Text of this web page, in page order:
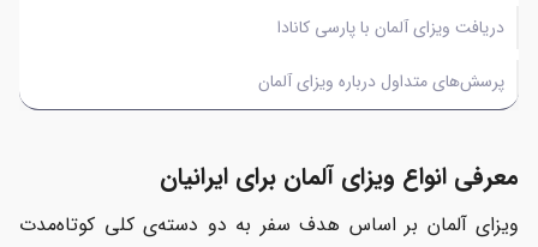
دریافت ویزای آلمان با پارسی کانادا
پرسش‌های متداول درباره ویزای آلمان
معرفی انواع ویزای آلمان برای ایرانیان
ویزای آلمان بر اساس هدف سفر به دو دسته‌ی کلی کوتاه‌مدت